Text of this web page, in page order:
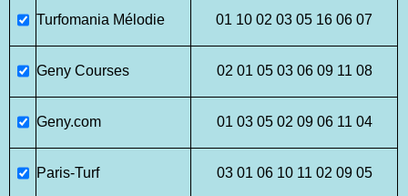
Turfomania Mélodie 01 10 02 03 05 16 06 07
Geny Courses 02 01 05 03 06 09 11 08
Geny.com 01 03 05 02 09 06 11 04
Paris-Turf 03 01 06 10 11 02 09 05